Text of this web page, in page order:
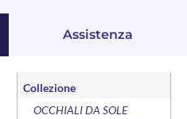
Assistenza
Collezione
OCCHIALI DA SOLE